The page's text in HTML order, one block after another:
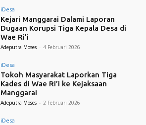
iDesa
Kejari Manggarai Dalami Laporan
Dugaan Korupsi Tiga Kepala Desa di
Wae Ri’i
Adeputra Moses - 4 Februari 2026
iDesa
Tokoh Masyarakat Laporkan Tiga
Kades di Wae Ri’i ke Kejaksaan
Manggarai
Adeputra Moses - 2 Februari 2026
iDesa